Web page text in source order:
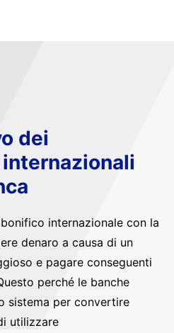
dei
internazionale con la
denaro a causa di un
e pagare conseguenti
perché le banche
sistema per convertire
utilizzare